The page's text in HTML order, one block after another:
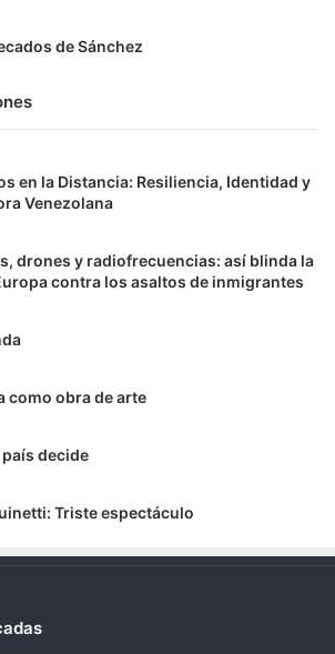
de Sánchez
en la Distancia: Resiliencia, Identidad y
Venezolana
drones y radiofrecuencias: así blinda la
contra los asaltos de inmigrantes
como obra de arte
país decide
Triste espectáculo